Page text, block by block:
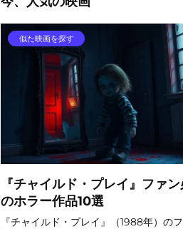
似た映画を探す
『チャイルド・プレイ』ファ
のホラー作品10選
『チャイルド・プレイ』（1988年）の